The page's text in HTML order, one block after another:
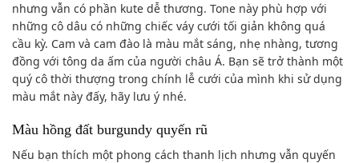
nhưng vẫn có phần kute dễ thương. Tone này phù hợp với
những cô dâu có những chiếc váy cưới tối giản không quá
cầu kỳ. Cam và cam đào là màu mắt sáng, nhẹ nhàng, tương
đồng với tông da ấm của người châu Á. Bạn sẽ trở thành một
quý cô thời thượng trong chính lễ cưới của mình khi sử dụng
màu mắt này đấy, hãy lưu ý nhé.
Màu hồng đất burgundy quyến rũ
Nếu bạn thích một phong cách thanh lịch nhưng vẫn quyến